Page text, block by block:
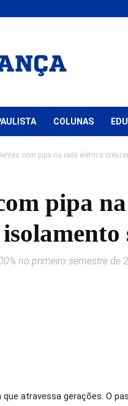
COLUNAS
com pipa na rede elétrica
pipa
no primeiro semestre
que atravessa gerações. O